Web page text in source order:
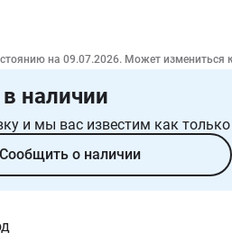
на 09.07.2026. Может измениться
наличии
и мы вас известим как
Сообщить о наличии